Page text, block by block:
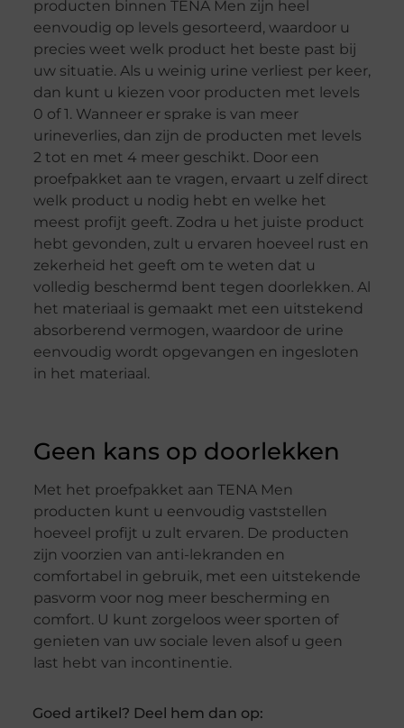
producten binnen TENA Men zijn heel
eenvoudig op levels gesorteerd, waardoor u
precies weet welk product het beste past bij
uw situatie. Als u weinig urine verliest per keer,
dan kunt u kiezen voor producten met levels
0 of 1. Wanneer er sprake is van meer
urineverlies, dan zijn de producten met levels
2 tot en met 4 meer geschikt. Door een
proefpakket aan te vragen, ervaart u zelf direct
welk product u nodig hebt en welke het
meest profijt geeft. Zodra u het juiste product
hebt gevonden, zult u ervaren hoeveel rust en
zekerheid het geeft om te weten dat u
volledig beschermd bent tegen doorlekken. Al
het materiaal is gemaakt met een uitstekend
absorberend vermogen, waardoor de urine
eenvoudig wordt opgevangen en ingesloten
in het materiaal.
Geen kans op doorlekken
Met het proefpakket aan TENA Men
producten kunt u eenvoudig vaststellen
hoeveel profijt u zult ervaren. De producten
zijn voorzien van anti-lekranden en
comfortabel in gebruik, met een uitstekende
pasvorm voor nog meer bescherming en
comfort. U kunt zorgeloos weer sporten of
genieten van uw sociale leven alsof u geen
last hebt van incontinentie.
Goed artikel? Deel hem dan op: